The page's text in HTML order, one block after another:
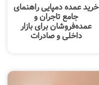
خرید عمده دمپایی راهنمای
جامع تاجران و
عمده‌فروشان برای بازار
داخلی و صادرات